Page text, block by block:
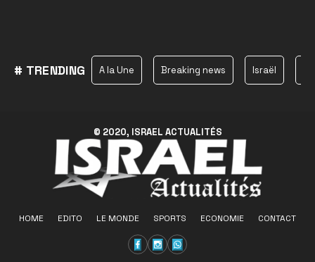
# TRENDING A la Une Breaking news Israël
© 2020, ISRAEL ACTUALITÉS
HOME EDITO LE MONDE SPORTS ECONOMIE CONTACT